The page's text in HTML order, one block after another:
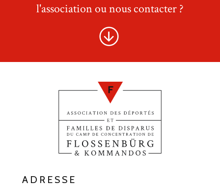
l'association ou nous contacter ?
ADRESSE